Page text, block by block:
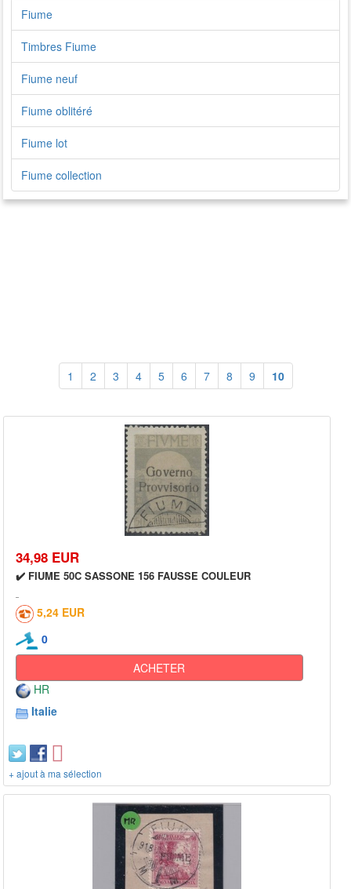
Fiume
Timbres Fiume
Fiume neuf
Fiume oblitéré
Fiume lot
Fiume collection
1 2 3 4 5 6 7 8 9 10
34,98 EUR
✔️ FIUME 50C SASSONE 156 FAUSSE COULEUR
5,24 EUR
0
ACHETER
HR
Italie
+ ajout à ma sélection